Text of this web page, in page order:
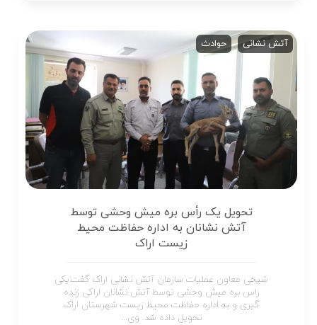
آتش نشانی حوادث
تحویل یک رأس بره میش وحشی توسط
آتش نشانان به اداره حفاظت محیط
زیست اراک
شیخی معاون عملیات سازمان آتش نشانی اراک گفت:یکی
راس بره میش وحشی توسط آتش نشانان اراکی زنده
گیری و به اداره حفاظت محیط زیست شهرستان اراک
تحویل داده شد. وی...